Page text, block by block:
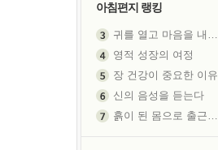
아침편지 랭킹
귀를 열고 마음을 내어주고
영적 성장의 여정
장 건강이 중요한 이유
신의 음성을 듣는다
흙이 된 몸으로 출근하는 여자